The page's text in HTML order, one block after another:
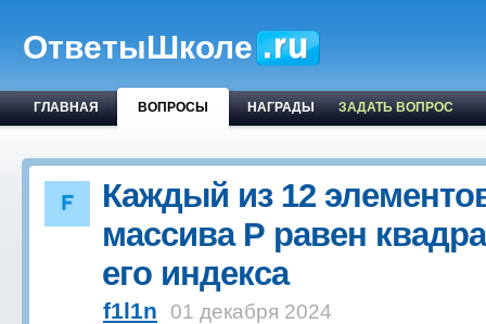
ОтветыШколе
ГЛАВНАЯ ВОПРОСЫ НАГРАДЫ ЗАДАТЬ ВОПРОС
Каждый из 12
массива Р равен
его индекса
f1l1n 01 декабря 2024